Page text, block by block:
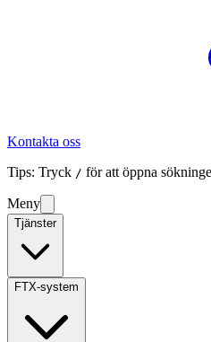
Kontakta oss
Tips: Tryck / för att öppna
Meny
Tjänster
FTX-system